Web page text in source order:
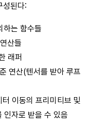
성된다:
는 함수들
산들
래퍼
연산(텐서를 받아 루프
이동의 프리미티브 및
인자로 받을 수 있음